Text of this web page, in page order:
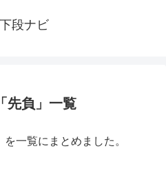
段ナビ
先負」一覧
一覧にまとめました。